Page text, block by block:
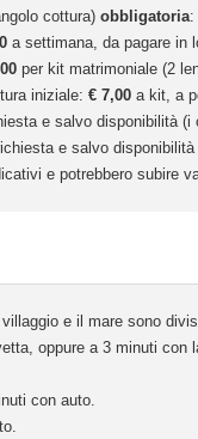
cottura) obbligatoria:
a settimana, da pagare in
per kit matrimoniale (2
iniziale: € 7,00 a kit, a
e salvo disponibilità
e salvo
e potrebbero subire
e il mare sono
oppure a 3 minuti con
con auto.